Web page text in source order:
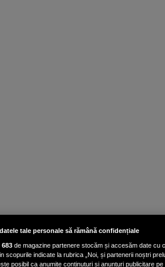
tale personale să rămână confidențiale
683 de magazine partenere stocăm și accesăm date cu
scopurile indicate la rubrica „Noi, și partenerii noștri
posibil ca anumite conținuturi și anunțuri publicitare